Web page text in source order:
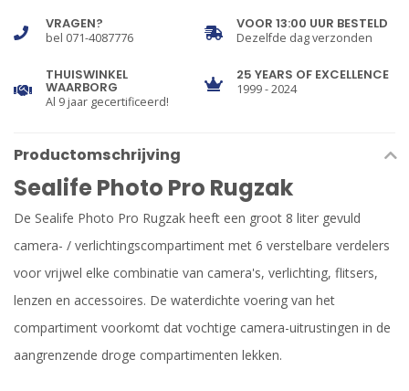
VRAGEN?
bel 071-4087776
VOOR 13:00 UUR BESTELD
Dezelfde dag verzonden
THUISWINKEL
WAARBORG
Al 9 jaar gecertificeerd!
25 YEARS OF EXCELLENCE
1999 - 2024
Productomschrijving
Sealife Photo Pro Rugzak
De Sealife Photo Pro Rugzak heeft een groot 8 liter gevuld
camera- / verlichtingscompartiment met 6 verstelbare verdelers
voor vrijwel elke combinatie van camera's, verlichting, flitsers,
lenzen en accessoires. De waterdichte voering van het
compartiment voorkomt dat vochtige camera-uitrustingen in de
aangrenzende droge compartimenten lekken.